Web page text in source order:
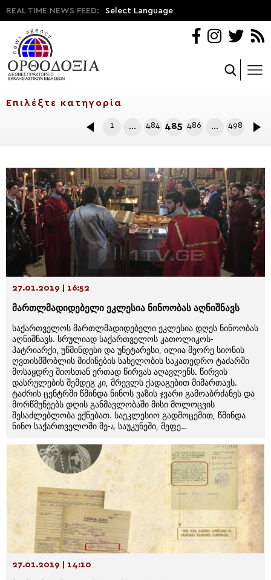
REAL TIME NEWS FEED: Select Language
1 … 484 485 486 … 498
27.01.2019 | 16:52
მართლმადიდებელი ეკლესია ნინოობას აღნიშნავს
საქართველოს მართლმადიდებელი ეკლესია დღეს ნინოობას
აღნიშნავს. სრულიად საქართველოს კათოლიკოს-
პატრიარქი, უწმინდესი და უნეტარესი, ილია მეორე სიონის
ღვთისმშობლის მიძინების სახელობის საკათედრო ტაძარში
მოსაყდრე შიოსთან ერთად წირვას აღავლენს. წირვის
დასრულების შემდეგ კი, მრევლს ქადაგებით მიმართავს.
ტაძრის ცენტრში წმინდა ნინოს ვაზის ჯვარი გამოაბრძანეს და
მორწმუნეებს დღის განმავლობაში მისი მოლოცვის
შესაძლებლობა ექნებათ. საეკლესიო გადმოცემით, წმინდა
ნინო საქართველოში მე-4 საუკუნეში, მეფე…
27.01.2019 | 14:10